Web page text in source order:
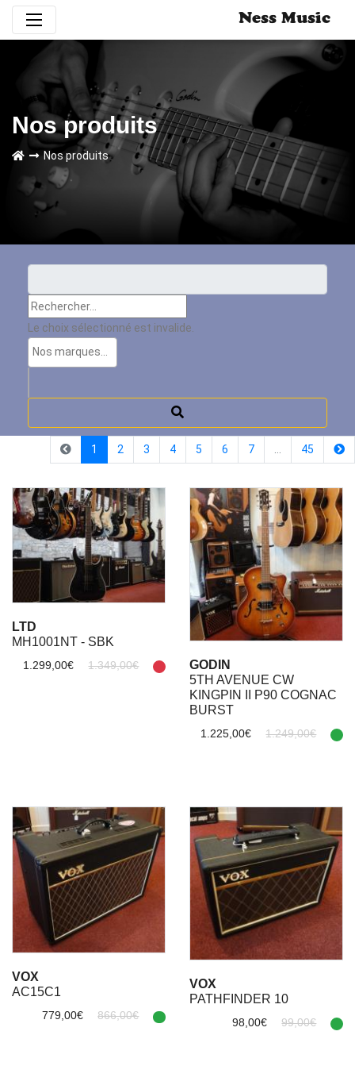
Ness Music
Nos produits
Nos produits
Le choix sélectionné est invalide.
1 (current)
2 3 4 5 6 7 45
LTD
MH1001NT - SBK
1.299,00€ 1.349,00€
GODIN
5TH AVENUE CW
KINGPIN II P90 COGNAC
BURST
1.225,00€ 1.249,00€
VOX
AC15C1
779,00€ 866,00€
VOX
PATHFINDER 10
98,00€ 99,00€